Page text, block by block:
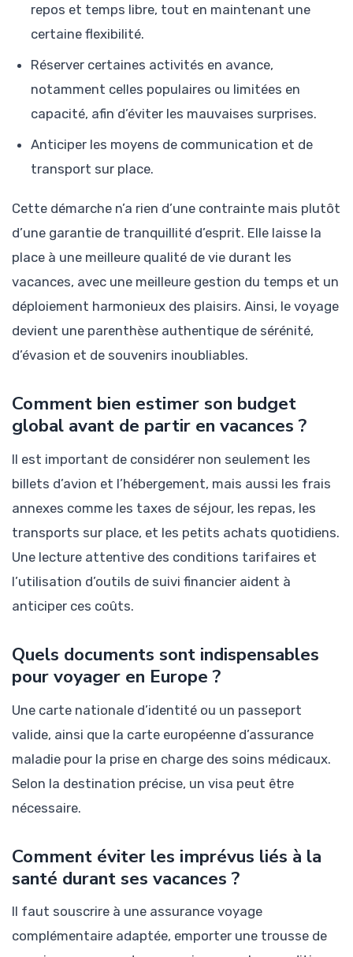
repos et temps libre, tout en maintenant une
certaine flexibilité.
Réserver certaines activités en avance,
notamment celles populaires ou limitées en
capacité, afin d’éviter les mauvaises surprises.
Anticiper les moyens de communication et de
transport sur place.
Cette démarche n’a rien d’une contrainte mais plutôt
d’une garantie de tranquillité d’esprit. Elle laisse la
place à une meilleure qualité de vie durant les
vacances, avec une meilleure gestion du temps et un
déploiement harmonieux des plaisirs. Ainsi, le voyage
devient une parenthèse authentique de sérénité,
d’évasion et de souvenirs inoubliables.
Comment bien estimer son budget
global avant de partir en vacances ?
Il est important de considérer non seulement les
billets d’avion et l’hébergement, mais aussi les frais
annexes comme les taxes de séjour, les repas, les
transports sur place, et les petits achats quotidiens.
Une lecture attentive des conditions tarifaires et
l’utilisation d’outils de suivi financier aident à
anticiper ces coûts.
Quels documents sont indispensables
pour voyager en Europe ?
Une carte nationale d’identité ou un passeport
valide, ainsi que la carte européenne d’assurance
maladie pour la prise en charge des soins médicaux.
Selon la destination précise, un visa peut être
nécessaire.
Comment éviter les imprévus liés à la
santé durant ses vacances ?
Il faut souscrire à une assurance voyage
complémentaire adaptée, emporter une trousse de